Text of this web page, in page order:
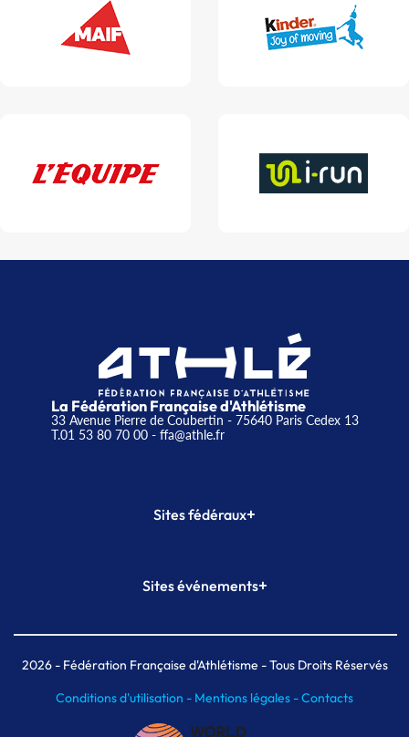
La Fédération Française d'Athlétisme
33 Avenue Pierre de Coubertin - 75640 Paris Cedex 13
T.01 53 80 70 00- ffa@athle.fr
Sites fédéraux+
Plateforme Formation
Sites événements+
Meeting de Paris indoor
MAIF Ekiden de Paris
2026- Fédération Française d'Athlétisme - Tous Droits Réservés
Conditions d'utilisation - Mentions légales -Contacts